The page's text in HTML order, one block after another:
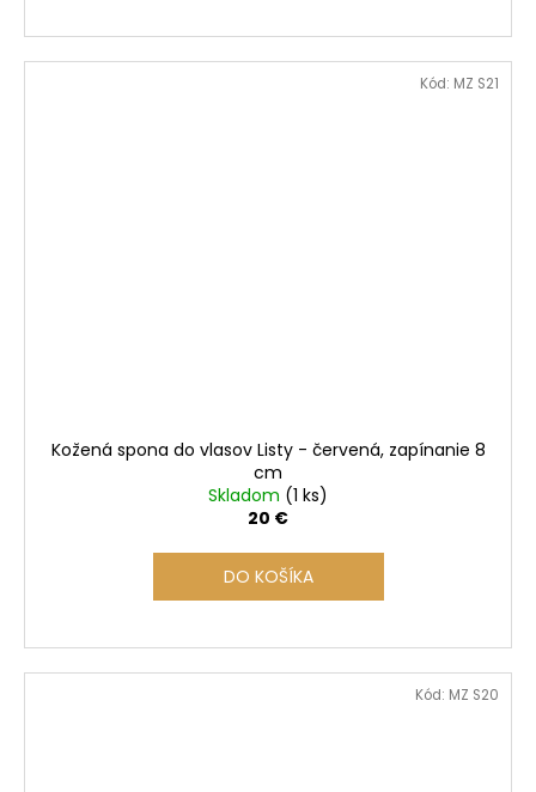
Kožená spona do vlasov Listy - červená, zapínanie 8
cm
Skladom (1 ks)
20 €
DO KOŠÍKA
Kód: MZ S21
Kód: MZ S20